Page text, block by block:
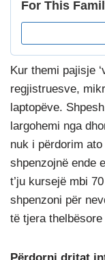
Kur themi pajisje
regjistruesve,
laptopëve.
largohemi nga
nuk i përdorim
shpenzojnë ende
t’ju kursejë mbi
shpenzoni për
të tjera thelbësore